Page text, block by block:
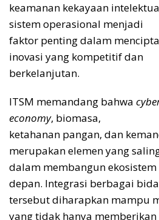
keamanan kekayaan
sistem operasional menjadi
faktor penting dalam
inovasi yang kompetitif dan
berkelanjutan.
ITSM memandang bahwa
economy, biomasa,
ketahanan pangan, dan
merupakan elemen yang
dalam membangun
depan. Integrasi berbagai
tersebut diharapkan mampu
yang tidak hanya memberikan